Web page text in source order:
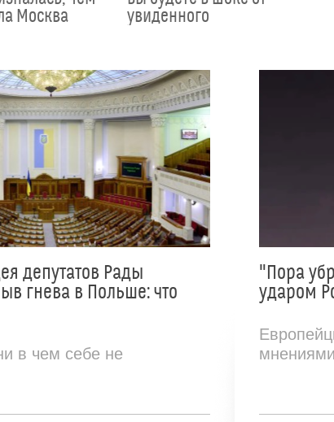
Москва
увиденного
депутатов Рады
гнева в Польше: что
в чем себе не
"Пора
ударом
мнениями